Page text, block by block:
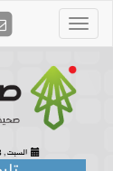
السبت , 23 صفر 1448 هـ ,